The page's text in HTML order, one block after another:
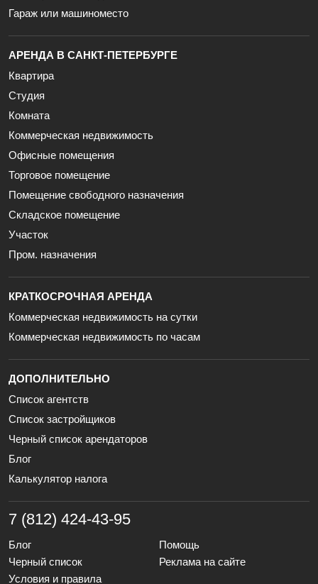
Гараж или машиноместо
АРЕНДА В САНКТ-ПЕТЕРБУРГЕ
Квартира
Студия
Комната
Коммерческая недвижимость
Офисные помещения
Торговое помещение
Помещение свободного назначения
Складское помещение
Участок
Пром. назначения
КРАТКОСРОЧНАЯ АРЕНДА
Коммерческая недвижимость на сутки
Коммерческая недвижимость по часам
ДОПОЛНИТЕЛЬНО
Список агентств
Список застройщиков
Черный список арендаторов
Блог
Калькулятор налога
7 (812) 424-43-95
Блог
Помощь
Черный список
Реклама на сайте
Условия и правила